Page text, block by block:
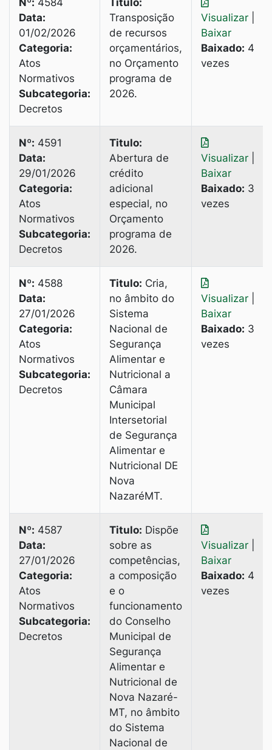
Nº: 4584
Data:
01/02/2026
Categoria:
Atos
Normativos
Subcategoria:
Decretos
Titulo:
Transposição
de recursos
orçamentários,
no Orçamento
programa de
2026.
Visualizar
Baixar
Baixado: 4
vezes
Nº: 4591
Data:
29/01/2026
Categoria:
Atos
Normativos
Subcategoria:
Decretos
Titulo:
Abertura de
crédito
adicional
especial, no
Orçamento
programa de
2026.
Visualizar
Baixar
Baixado: 3
vezes
Nº: 4588
Data:
27/01/2026
Categoria:
Atos
Normativos
Subcategoria:
Decretos
Titulo: Cria,
no âmbito do
Sistema
Nacional de
Segurança
Alimentar e
Nutricional a
Câmara
Municipal
Intersetorial
de Segurança
Alimentar e
Nutricional DE
Nova
NazaréMT.
Visualizar
Baixar
Baixado: 3
vezes
Nº: 4587
Data:
27/01/2026
Categoria:
Atos
Normativos
Subcategoria:
Decretos
Titulo: Dispõe
sobre as
competências,
a composição
e o
funcionamento
do Conselho
Municipal de
Segurança
Alimentar e
Nutricional de
Nova Nazaré-
MT, no âmbito
do Sistema
Nacional de
Visualizar
Baixar
Baixado: 4
vezes